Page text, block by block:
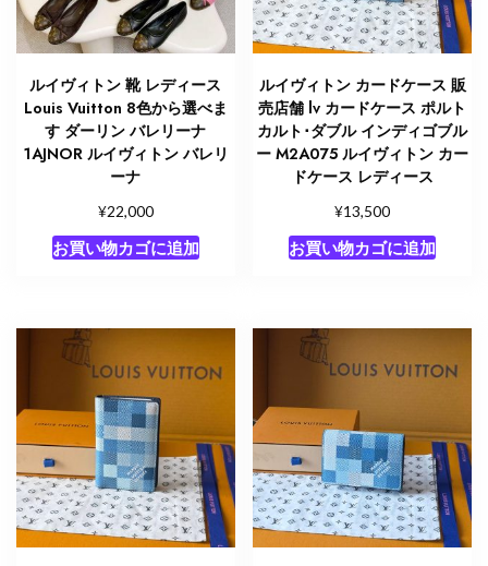
ルイヴィトン 靴 レディース
Louis Vuitton 8色から選べま
す ダーリン バレリーナ
1AJNOR ルイヴィトン バレリ
ーナ
¥22,000
お買い物カゴに追加
ルイヴィトン カードケース 販
売店舗 lv カードケース ポルト
カルト･ダブル インディゴブル
ー M2A075 ルイヴィトン カー
ドケース レディース
¥13,500
お買い物カゴに追加